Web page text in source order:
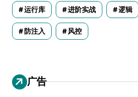
运行库 进阶实战 逻辑
防注入 风控
广告